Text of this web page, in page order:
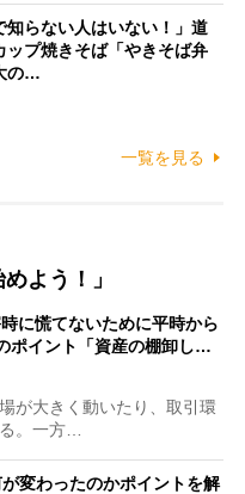
知らない人はいない！」道
ップ焼きそば「やきそば弁
の…
一覧を見る
よう！」
時に慌てないために平時から
ポイント「資産の棚卸し…
が大きく動いたり、取引環
。一方…
変わったのかポイントを解